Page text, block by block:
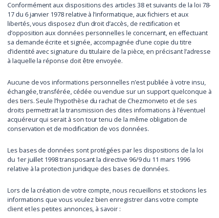
Conformément aux dispositions des articles 38 et suivants de la loi 78-
17 du 6 janvier 1978 relative à l’informatique, aux fichiers et aux
libertés, vous disposez d’un droit d’accès, de rectification et
d’opposition aux données personnelles le concernant, en effectuant
sa demande écrite et signée, accompagnée d’une copie du titre
d’identité avec signature du titulaire de la pièce, en précisant l’adresse
à laquelle la réponse doit être envoyée.
Aucune de vos informations personnelles n’est publiée à votre insu,
échangée, transférée, cédée ou vendue sur un support quelconque à
des tiers. Seule l’hypothèse du rachat de Chezmonveto et de ses
droits permettrait la transmission des dites informations à l’éventuel
acquéreur qui serait à son tour tenu de la même obligation de
conservation et de modification de vos données.
Les bases de données sont protégées par les dispositions de la loi
du 1er juillet 1998 transposant la directive 96/9 du 11 mars 1996
relative à la protection juridique des bases de données.
Lors de la création de votre compte, nous recueillons et stockons les
informations que vous voulez bien enregistrer dans votre compte
client et les petites annonces, à savoir :